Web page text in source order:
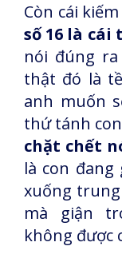
Còn cái
số 16 là
nói đúng
thật đó là
anh muốn
thứ tánh
chặt chết
là con
xuống
mà giận
không được